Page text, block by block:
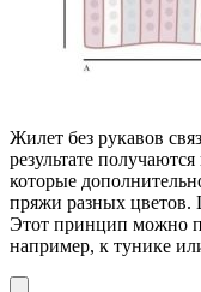
Жилет без рукавов
результате
которые
пряжи разных
Этот принцип можно
например, к тунике